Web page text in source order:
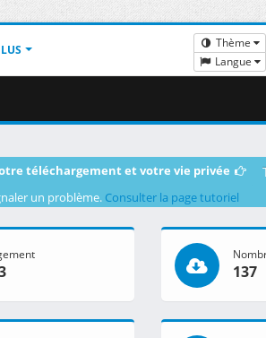
Thème
Langue
téléchargement et votre vie privée
un problème. Consulter la page tutoriel
137